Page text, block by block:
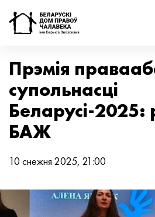
Прэмія
супольнасці
Беларусі-
БАЖ
10 снежня 2025, 21:00